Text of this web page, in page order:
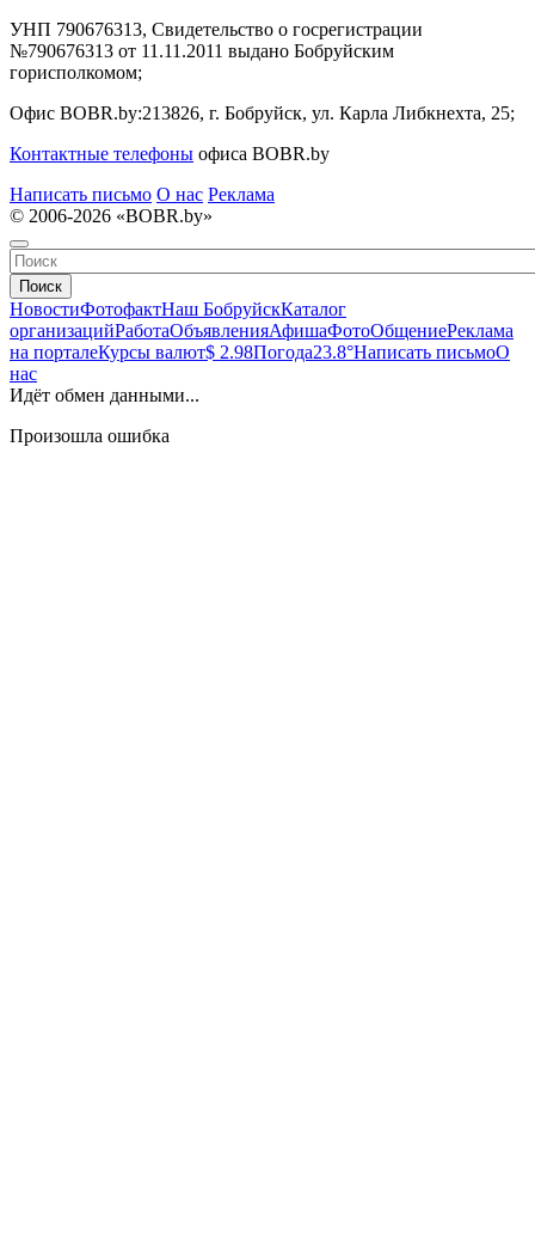
УНП 790676313, Свидетельство о госрегистрации
№790676313 от 11.11.2011 выдано Бобруйским
горисполкомом;
Офис BOBR.by:213826, г. Бобруйск, ул. Карла Либкнехта, 25;
Контактные телефоны офиса BOBR.by
Написать письмо О нас Реклама
© 2006-2026 «BOBR.by»
Поиск
НовостиФотофактНаш БобруйскКаталог
организацийРаботаОбъявленияАфишаФотоОбщениеРеклама
на порталеКурсы валют$ 2.98Погода23.8°Написать письмоО
нас
Идёт обмен данными...
Произошла ошибка